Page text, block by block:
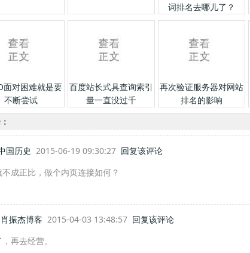
词排名去哪儿了？
面对困难就是要
不断尝试
百度站长式具查询索引
量一直没过千
再次验证服务器对网站
排名的影响
国历史 2015-06-19 09:30:27 回复该评论
成正比，做个内页连接如何？
肖振杰博客 2015-04-03 13:48:57 回复该评论
再去经营。